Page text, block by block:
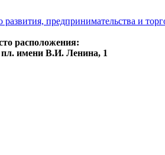
развития, предпринимательства и
расположения:
пл. имени В.И. Ленина, 1